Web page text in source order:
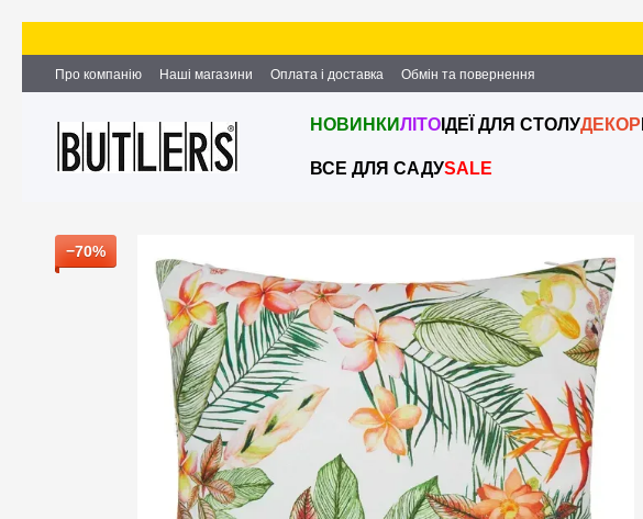
Про компанію Наші магазини Оплата і доставка
Обмін та повернення
Партнерство та співпраця
Вакансії Контактна інформація
НОВИНКИЛІТО ІДЕЇ ДЛЯ СТОЛУДЕКОР
ВСЕ ДЛЯ САДУSALE
−70%